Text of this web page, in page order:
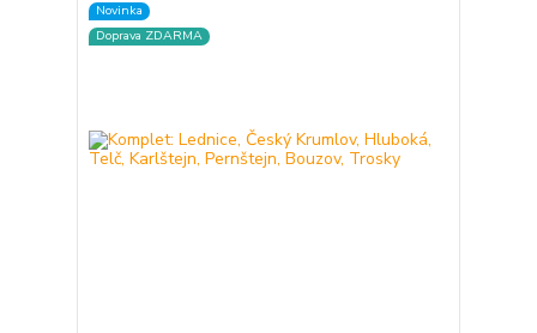
Novinka
Doprava ZDARMA